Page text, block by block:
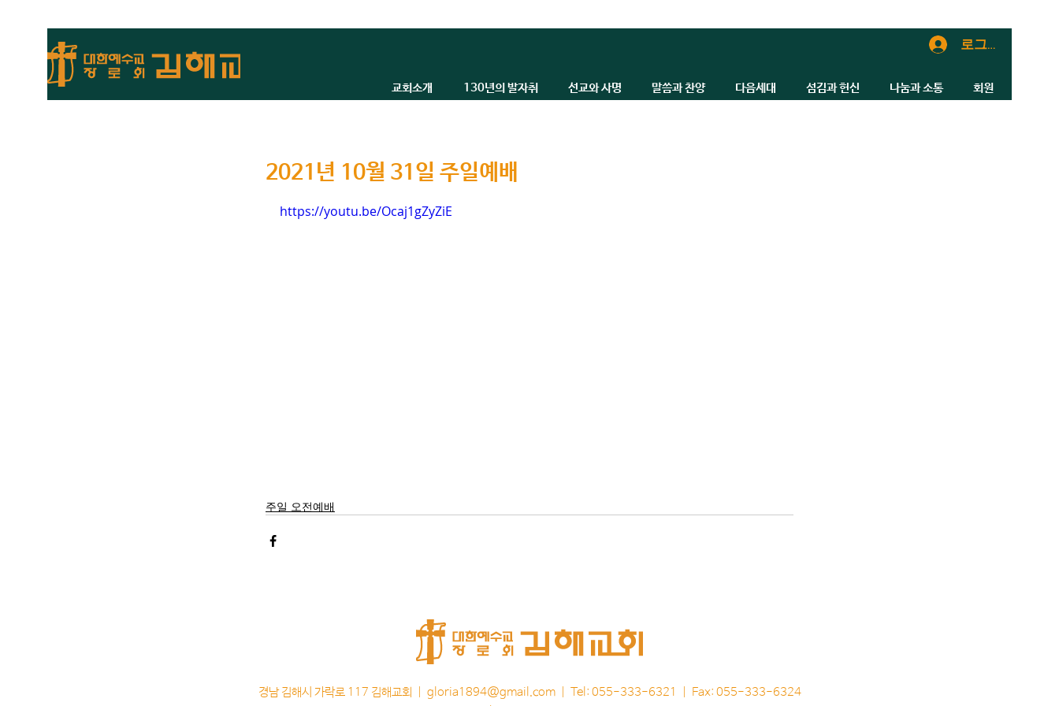
로그인
교회소개 130년의 발자취 선교와 사명 말씀과 찬양 다음세대 섬김과 헌신 나눔과 소통 회원
2021년 10월 31일 주일예배
https://youtu.be/Ocaj1gZyZiE
주일 오전예배
경남 김해시 가락로 117 김해교회 | gloria1894@gmail.com| Tel: 055-333-6321 | Fax: 055-333-6324